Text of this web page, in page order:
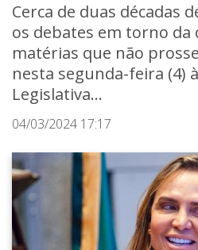
Cerca de duas décadas
os debates em torno da
matérias que não
nesta segunda-feira (4)
Legislativa...
04/03/2024 17:17